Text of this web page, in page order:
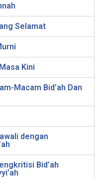
Selamat
Kini
Macam Bid’ah Dan
dengan
Bid’ah